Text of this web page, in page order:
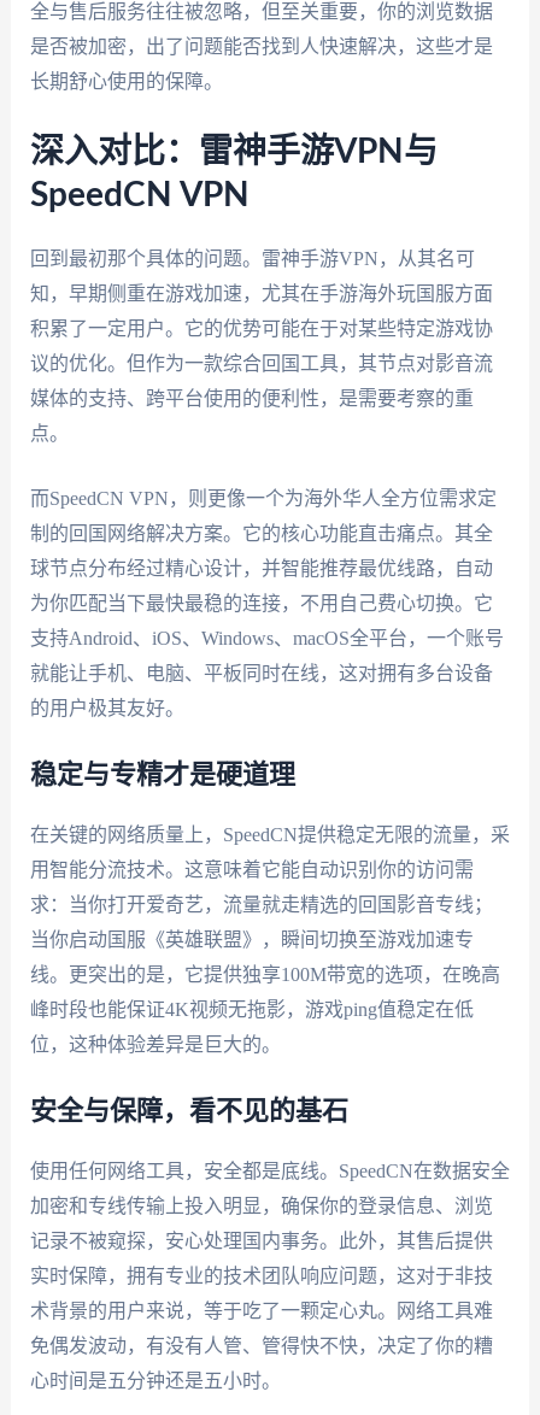
全与售后服务往往被忽略，但至关重要，你的浏览数据
是否被加密，出了问题能否找到人快速解决，这些才是
长期舒心使用的保障。
深入对比：雷神手游VPN与
SpeedCN VPN
回到最初那个具体的问题。雷神手游VPN，从其名可
知，早期侧重在游戏加速，尤其在手游海外玩国服方面
积累了一定用户。它的优势可能在于对某些特定游戏协
议的优化。但作为一款综合回国工具，其节点对影音流
媒体的支持、跨平台使用的便利性，是需要考察的重
点。
而SpeedCN VPN，则更像一个为海外华人全方位需求定
制的回国网络解决方案。它的核心功能直击痛点。其全
球节点分布经过精心设计，并智能推荐最优线路，自动
为你匹配当下最快最稳的连接，不用自己费心切换。它
支持Android、iOS、Windows、macOS全平台，一个账号
就能让手机、电脑、平板同时在线，这对拥有多台设备
的用户极其友好。
稳定与专精才是硬道理
在关键的网络质量上，SpeedCN提供稳定无限的流量，采
用智能分流技术。这意味着它能自动识别你的访问需
求：当你打开爱奇艺，流量就走精选的回国影音专线；
当你启动国服《英雄联盟》，瞬间切换至游戏加速专
线。更突出的是，它提供独享100M带宽的选项，在晚高
峰时段也能保证4K视频无拖影，游戏ping值稳定在低
位，这种体验差异是巨大的。
安全与保障，看不见的基石
使用任何网络工具，安全都是底线。SpeedCN在数据安全
加密和专线传输上投入明显，确保你的登录信息、浏览
记录不被窥探，安心处理国内事务。此外，其售后提供
实时保障，拥有专业的技术团队响应问题，这对于非技
术背景的用户来说，等于吃了一颗定心丸。网络工具难
免偶发波动，有没有人管、管得快不快，决定了你的糟
心时间是五分钟还是五小时。